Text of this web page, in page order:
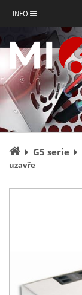
INFO
Úvodní
stránka
G5 serie
uzavře